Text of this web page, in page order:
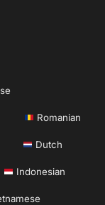
Romanian
Dutch
Indonesian